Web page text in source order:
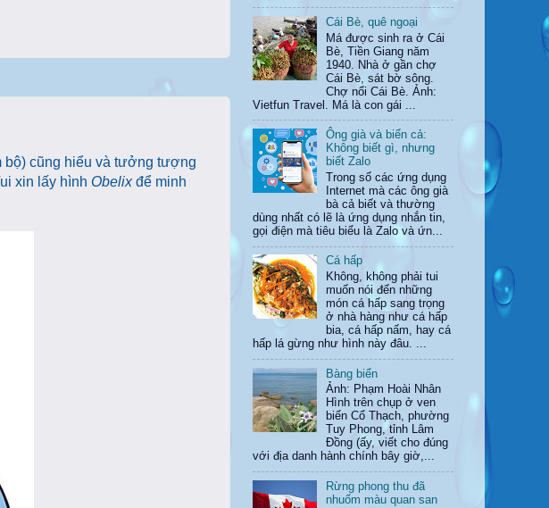
bộ) cũng hiểu và tưởng tượng
xin lấy hình Obelixđể minh
Cái Bè, quê ngoại
Má được sinh ra ở Cái
Bè, Tiền Giang năm
1940. Nhà ở gần chợ
Cái Bè, sát bờ sông.
Chợ nổi Cái Bè. Ảnh:
Vietfun Travel. Má là con gái ...
Ông già và biển cả:
Không biết gì, nhưng
biết Zalo
Trong số các ứng dụng
Internet mà các ông già
bà cả biết và thường
dùng nhất có lẽ là ứng dụng nhắn tin,
gọi điện mà tiêu biểu là Zalo và ứn...
Cá hấp
Không, không phải tui
muốn nói đến những
món cá hấp sang trọng
ở nhà hàng như cá hấp
bia, cá hấp nấm, hay cá
hấp lá gừng như hình này đâu. ...
Bàng biển
Ảnh: Phạm Hoài Nhân
Hình trên chụp ở ven
biển Cổ Thạch, phường
Tuy Phong, tỉnh Lâm
Đồng (ấy, viết cho đúng
với địa danh hành chính bây giờ,...
Rừng phong thu đã
nhuốm màu quan san